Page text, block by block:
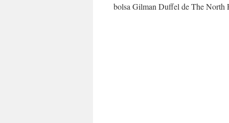
bolsa Gilman Duffel de The North